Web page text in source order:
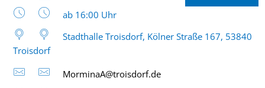
Uhrzeit:
ab 16:00 Uhr
Stadthalle Troisdorf, Kölner Straße 167, 53840
Troisdorf
MorminaA@troisdorf.de